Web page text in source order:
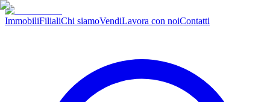
ImmobiliFilialiChi siamoVendiLavora con noiContatti